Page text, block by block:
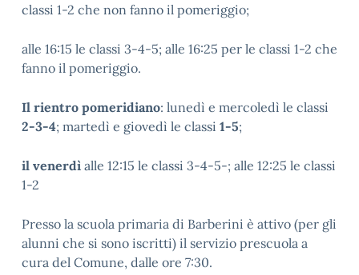
classi 1-2 che non fanno il pomeriggio;
alle 16:15 le classi 3-4-5; alle 16:25 per le classi 1-2 che
fanno il pomeriggio.
Il rientro pomeridiano: lunedì e mercoledì le classi
2-3-4; martedì e giovedì le classi 1-5;
il venerdì alle 12:15 le classi 3-4-5-; alle 12:25 le classi
1-2
Presso la scuola primaria di Barberini è attivo (per gli
alunni che si sono iscritti) il servizio prescuola a
cura del Comune, dalle ore 7:30.